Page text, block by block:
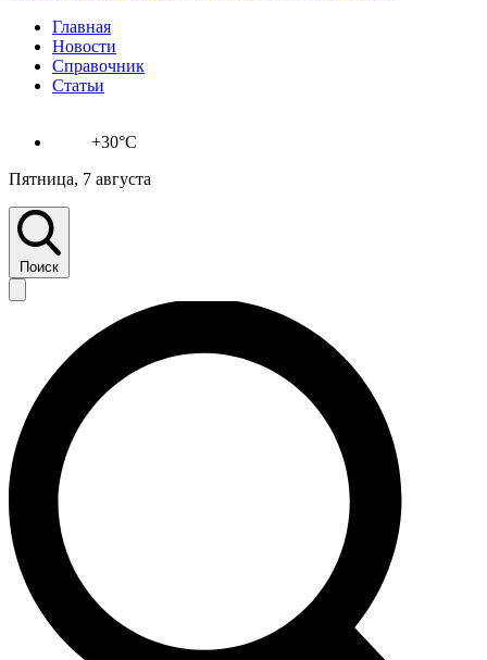
Главная
Новости
Справочник
Статьи
+30°C
Пятница, 7 августа
Поиск